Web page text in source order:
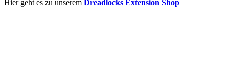
Hier geht es zu unserem Dreadlocks Extension Shop